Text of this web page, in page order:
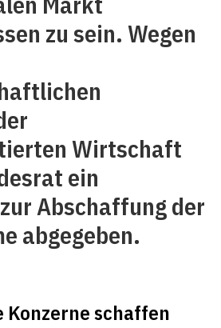
zu sein. Wegen
Wirtschaft
ein
Abschaffung der
abgegeben.
schaffen